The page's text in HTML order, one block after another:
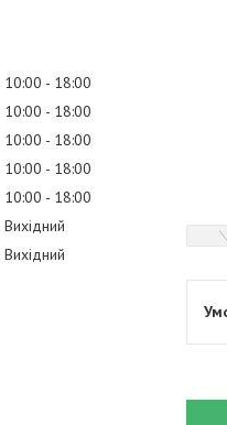
10:00
18:00
10:00
18:00
10:00
18:00
10:00
18:00
10:00
18:00
Вихідний
Вихідний